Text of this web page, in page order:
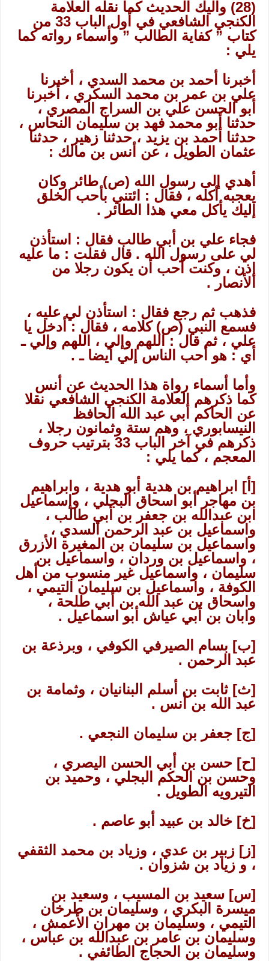
(28) واليك الحديث كما نقله العلامة
الكنجي الشافعي في أول الباب 33 من
كتاب ” كفاية الطالب ” وأسماء رواته كما
يلي :
أخبرنا أحمد بن محمد السدي ، أخبرنا
علي بن عمر بن محمد السكري ، أخبرنا
أبو الحسن علي بن السراج المصري ،
حدثنا أبو محمد فهد بن سليمان النحاس ،
حدثنا أحمد بن يزيد ، حدثنا زهير ، حدثنا
عثمان الطويل ، عن أنس بن مالك :
أهدي إلى رسول الله (ص) طائر وكان
يعجبه أكله ، فقال : ائتني بأحب الخلق
إليك يأكل معي هذا الطائر .
فجاء علي بن أبي طالب فقال : استأذن
لي على رسول الله . قال فقلت : ما عليه
إذن ، وكنت أحب أن يكون رجلا من
الأنصار .
فذهب ثم رجع فقال : استأذن لي عليه ،
فسمع النبي (ص) كلامه ، فقال : أدخل يا
علي ، ثم قال : اللهم وإلي ، اللهم وإلي ـ
أي : هو أحب الناس إلي أيضا ـ .
وأما أسماء رواة هذا الحديث عن أنس
كما ذكرهم العلامة الكنجي الشافعي نقلا
عن الحاكم أبي عبد الله الحافظ
النيسابوري ، وهم ستة وثمانون رجلا ،
ذكرهم في آخر الباب 33 بترتيب حروف
المعجم ، كما يلي :
[أ] ابراهيم بن هدية أبو هدية ، وابراهيم
بن مهاجر أبو اسحاق البجلي ، وإسماعيل
ابن عبدالله بن جعفر بن أبي طالب ،
واسماعيل بن عبد الرحمن السدي ،
واسماعيل بن سليمان بن المغيرة الأزرق
، واسماعيل بن وردان ، واسماعيل بن
سليمان ، واسماعيل غير منسوب من أهل
الكوفة ، واسماعيل بن سليمان التيمي ،
واسحاق بن عبد الله بن أبي طلحة ،
وابان بن أبي عياش أبو اسماعيل .
[ب] بسام الصيرفي الكوفي ، وبرذعة بن
عبد الرحمن .
[ث] ثابت بن أسلم البنانيان ، وثمامة بن
عبد الله بن أنس .
[ج] جعفر بن سليمان النجعي .
[ح] حسن بن أبي الحسن اليصري ،
وحسن بن الحكم البجلي ، وحميد بن
التيرويه الطويل .
[خ] خالد بن عبيد أبو عاصم .
[ز] زبير بن عدي ، وزياد بن محمد الثقفي
، و زياد بن شزوان .
[س] سعيد بن المسيب ، وسعيد بن
ميسرة البكري ، وسليمان بن طرخان
التيمي ، وسليمان بن مهران الأعمش ،
وسليمان بن عامر بن عبدالله بن عباس ،
وسليمان بن الحجاج الطائفي .